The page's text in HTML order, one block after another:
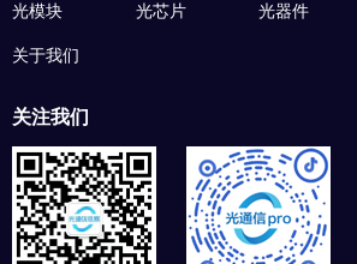
光模块 光芯片 光器件
关于我们
关注我们